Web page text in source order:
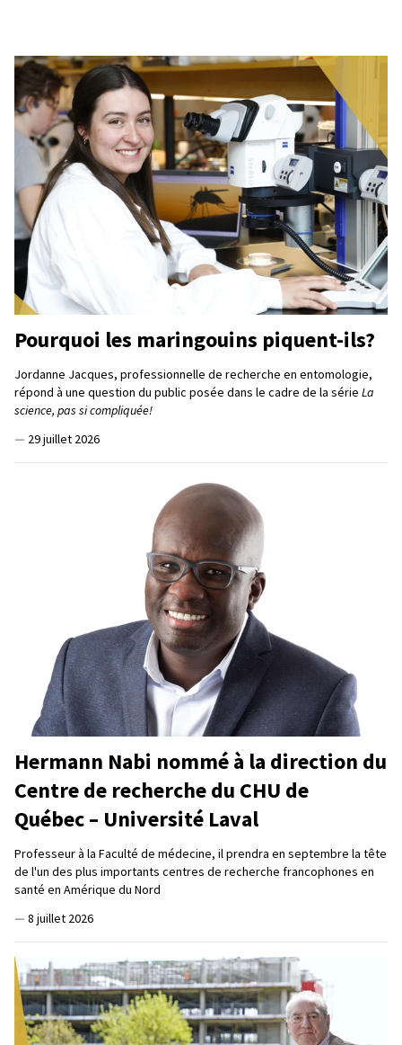
Pourquoi les maringouins piquent-ils?
Jordanne Jacques, professionnelle de recherche en entomologie,
répond à une question du public posée dans le cadre de la série La
science, pas si compliquée!
— 29 juillet 2026
Hermann Nabi nommé à la direction du
Centre de recherche du CHU de
Québec – Université Laval
Professeur à la Faculté de médecine, il prendra en septembre la tête
de l'un des plus importants centres de recherche francophones en
santé en Amérique du Nord
— 8 juillet 2026